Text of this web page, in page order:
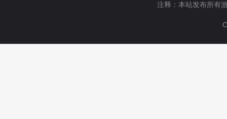
注释：本站发布所有